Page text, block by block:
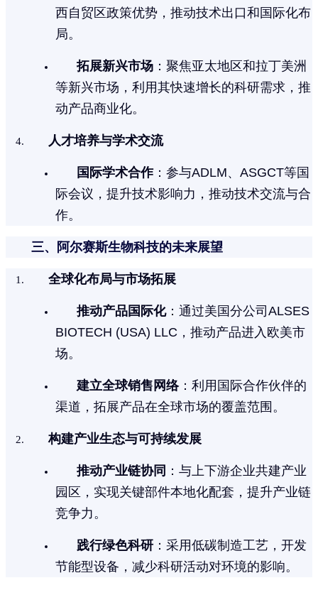
西自贸区政策优势，推动技术出口和国际化布
局。
拓展新兴市场 ：聚焦亚太地区和拉丁美洲
等新兴市场，利用其快速增长的科研需求，推
动产品商业化。
人才培养与学术交流
国际学术合作：参与ADLM、ASGCT等国
际会议，提升技术影响力，推动技术交流与合
作。
三、阿尔赛斯生物科技的未来展望
全球化布局与市场拓展
推动产品国际化：通过美国分公司ALSES
BIOTECH (USA) LLC，推动产品进入欧美市
场。
建立全球销售网络：利用国际合作伙伴的
渠道，拓展产品在全球市场的覆盖范围。
构建产业生态与可持续发展
推动产业链协同 ：与上下游企业共建产业
园区，实现关键部件本地化配套，提升产业链
竞争力。
践行绿色科研 ：采用低碳制造工艺，开发
节能型设备，减少科研活动对环境的影响。